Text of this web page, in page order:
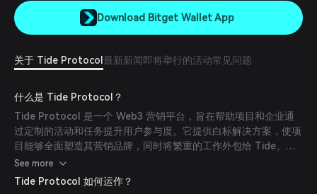
Download Bitget Wallet App
关于 Tide Protocol 最新新闻即将举行的活动常见问题
什么是 Tide Protocol？
Tide Protocol 是一个 Web3 营销平台，旨在帮助项目和企业通
过定制的活动和任务提升用户参与度。它提供白标解决方案，使项
目能够全面塑造其营销品牌，同时将繁重的工作外包给 Tide。使
用 Tide，您可以将营销活动直接集成到您的网站或平台中，为用
户创造沉浸式且一致的品牌体验。
See more
Tide Protocol 如何运作？